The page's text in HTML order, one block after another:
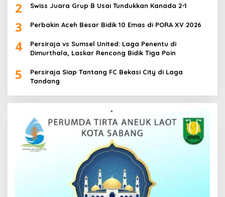
2 Swiss Juara Grup B Usai Tundukkan Kanada 2-1
3 Perbakin Aceh Besar Bidik 10 Emas di PORA XV 2026
4
Persiraja vs Sumsel United: Laga Penentu di
Dimurthala, Laskar Rencong Bidik Tiga Poin
5
Persiraja Siap Tantang FC Bekasi City di Laga
Tandang